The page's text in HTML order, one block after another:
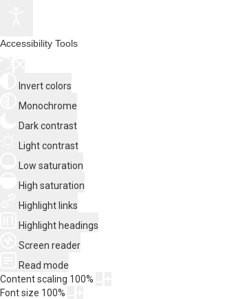
Accessibility Tools
Invert colors
Monochrome
Dark contrast
Light contrast
Low saturation
High saturation
Highlight links
Highlight headings
Screen reader
Read mode
Content scaling 100%
Font size 100%